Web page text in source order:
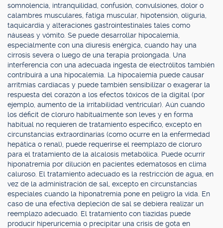
somnolencia, intranquilidad, confusión, convulsiones, dolor o
calambres musculares, fatiga muscular, hipotensión, oliguria,
taquicardia y alteraciones gastrointestinales tales como
náuseas y vómito. Se puede desarrollar hipocalemia,
especialmente con una diuresis enérgica, cuando hay una
cirrosis severa o luego de una terapia prolongada. Una
interferencia con una adecuada ingesta de electrólitos también
contribuirá a una hipocalemia. La hipocalemia puede causar
arritmias cardíacas y puede también sensibilizar o exagerar la
respuesta del corazón a los efectos tóxicos de la digital (por
ejemplo, aumento de la irritabilidad ventricular). Aún cuando
los déficit de cloruro habitualmente son leves y en forma
habitual no requieren de tratamiento específico, excepto en
circunstancias extraordinarias (como ocurre en la enfermedad
hepática o renal), puede requerirse el reemplazo de cloruro
para el tratamiento de la alcalosis metabólica. Puede ocurrir
hiponatremia por dilución en pacientes edematosos en clima
caluroso. El tratamiento adecuado es la restricción de agua, en
vez de la administración de sal, excepto en circunstancias
especiales cuando la hiponatremia pone en peligro la vida. En
caso de una efectiva depleción de sal se debiera realizar un
reemplazo adecuado. El tratamiento con tiazidas puede
producir hiperuricemia o precipitar una crisis de gota en